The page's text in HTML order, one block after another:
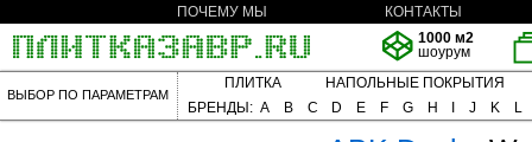
ПОЧЕМУ МЫ
КОНТАКТЫ
1000 м2
шоурум
ВЫБОР ПО ПАРАМЕТРАМ
ПЛИТКА
НАПОЛЬНЫЕ ПОКРЫТИЯ
БРЕНДЫ: A B C D E F G H J K L